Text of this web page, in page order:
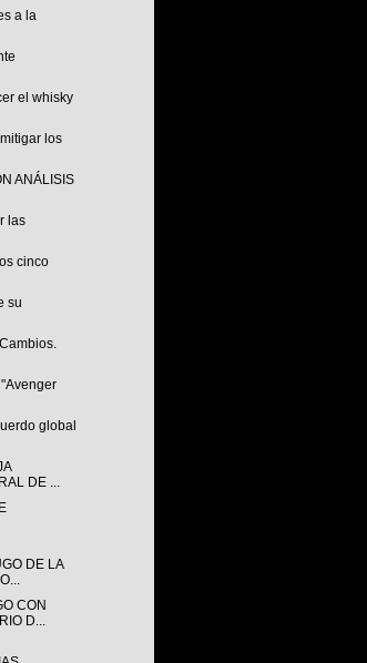
a la
el whisky
los
ANÁLISIS
las
cinco
su
global
DE ...
DE LA
CON
D...